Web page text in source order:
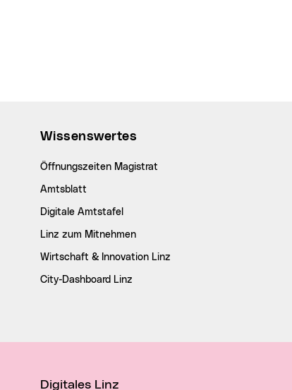
Wissenswertes
Öffnungszeiten Magistrat
Amtsblatt
Digitale Amtstafel
Linz zum Mitnehmen
Wirtschaft & Innovation Linz
City-Dashboard Linz
Digitales Linz